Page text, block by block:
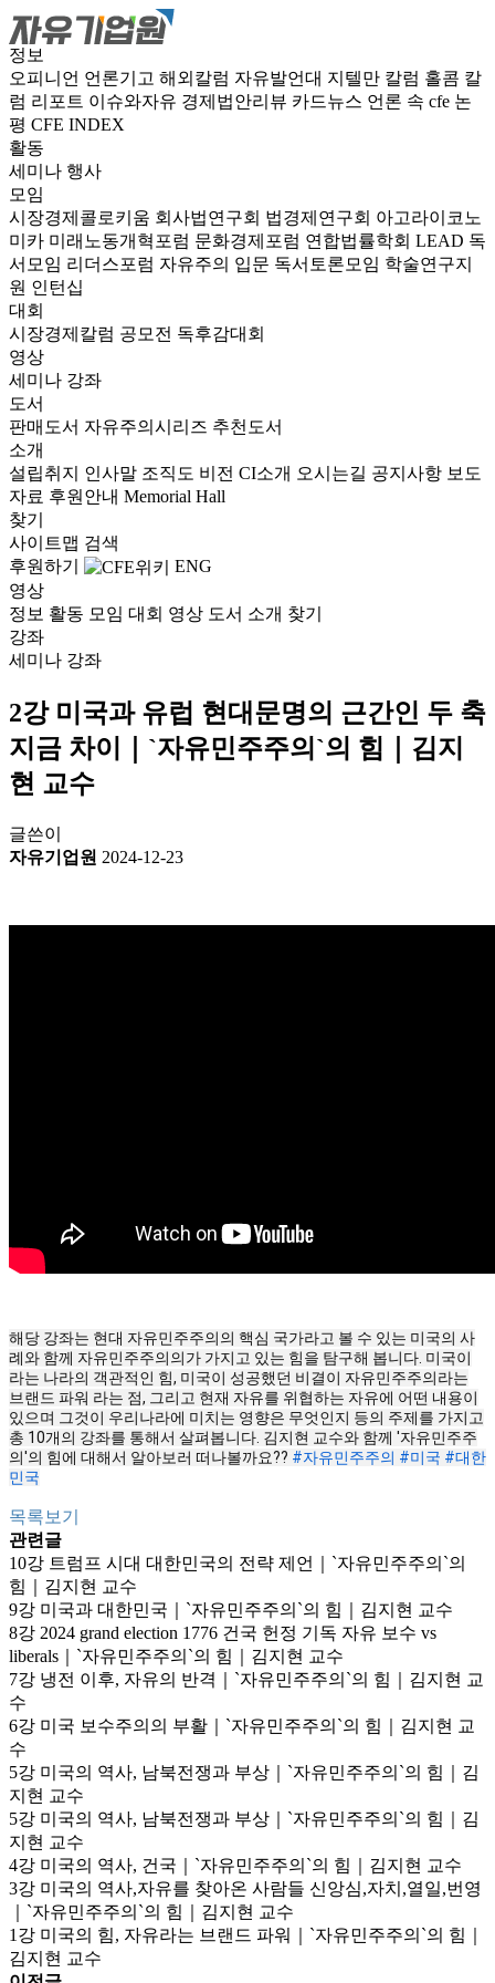
정보
오피니언 언론기고 해외칼럼 자유발언대 지텔만 칼럼 홀콤 칼
럼 리포트 이슈와자유 경제법안리뷰 카드뉴스 언론 속 cfe 논
평 CFE INDEX
활동
세미나 행사
모임
시장경제콜로키움 회사법연구회 법경제연구회 아고라이코노
미카 미래노동개혁포럼 문화경제포럼 연합법률학회 LEAD 독
서모임 리더스포럼 자유주의 입문 독서토론모임 학술연구지
원 인턴십
대회
시장경제칼럼 공모전 독후감대회
영상
세미나 강좌
도서
판매도서 자유주의시리즈 추천도서
소개
설립취지 인사말 조직도 비전 CI소개 오시는길 공지사항 보도
자료 후원안내 Memorial Hall
찾기
사이트맵 검색
후원하기
ENG
영상
정보 활동 모임 대회 영상 도서 소개 찾기
강좌
세미나 강좌
2강 미국과 유럽 현대문명의 근간인 두 축
지금 차이｜`자유민주주의`의 힘｜김지
현 교수
글쓴이
자유기업원 2024-12-23
해당 강좌는 현대 자유민주주의의 핵심 국가라고 볼 수 있는 미국의 사
례와 함께 자유민주주의의가 가지고 있는 힘을 탐구해 봅니다. 미국이
라는 나라의 객관적인 힘, 미국이 성공했던 비결이 자유민주주의라는
브랜드 파워 라는 점, 그리고 현재 자유를 위협하는 자유에 어떤 내용이
있으며 그것이 우리나라에 미치는 영향은 무엇인지 등의 주제를 가지고
총 10개의 강좌를 통해서 살펴봅니다. 김지현 교수와 함께 '자유민주주
의'의 힘에 대해서 알아보러 떠나볼까요?? #자유민주주의 #미국 #대한
민국
목록보기
관련글
10강 트럼프 시대 대한민국의 전략 제언｜`자유민주주의`의
힘｜김지현 교수
9강 미국과 대한민국｜`자유민주주의`의 힘｜김지현 교수
8강 2024 grand election 1776 건국 헌정 기독 자유 보수 vs
liberals｜`자유민주주의`의 힘｜김지현 교수
7강 냉전 이후, 자유의 반격｜`자유민주주의`의 힘｜김지현 교
수
6강 미국 보수주의의 부활｜`자유민주주의`의 힘｜김지현 교
수
5강 미국의 역사, 남북전쟁과 부상｜`자유민주주의`의 힘｜김
지현 교수
5강 미국의 역사, 남북전쟁과 부상｜`자유민주주의`의 힘｜김
지현 교수
4강 미국의 역사, 건국｜`자유민주주의`의 힘｜김지현 교수
3강 미국의 역사,자유를 찾아온 사람들 신앙심,자치,열일,번영
｜`자유민주주의`의 힘｜김지현 교수
1강 미국의 힘, 자유라는 브랜드 파워｜`자유민주주의`의 힘｜
김지현 교수